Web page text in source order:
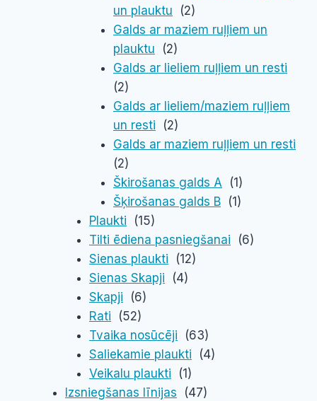
un plauktu
(2)
Galds ar maziem ruļļiem un
plauktu
(2)
Galds ar lieliem ruļļiem un resti
(2)
Galds ar lieliem/maziem ruļļiem
un resti
(2)
Galds ar maziem ruļļiem un resti
(2)
Škirošanas galds A
(1)
Šķirošanas galds B (1)
Plaukti
(15)
Tilti ēdiena pasniegšanai
(6)
Sienas plaukti
(12)
Sienas Skapji
(4)
Skapji
(6)
Rati
(52)
Tvaika nosūcēji
(63)
Saliekamie plaukti
(4)
Veikalu plaukti
(1)
Izsniegšanas līnijas
(47)